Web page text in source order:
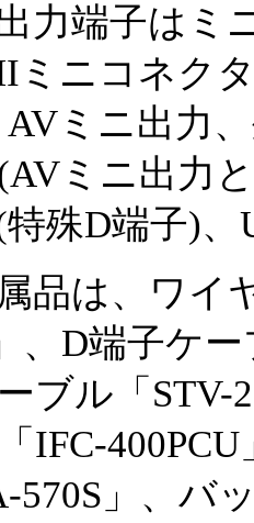
力端子はミ
ミニコネク
AVミニ出力
ミニ出力
殊D端子)
品は、ワイ
、D端子ケ
ブル「STV-
IFC-
570S」、バ